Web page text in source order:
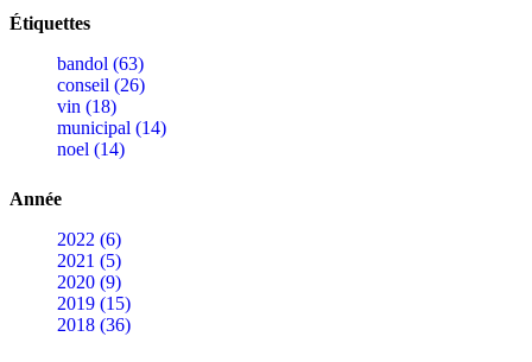
Étiquettes
bandol (63)
conseil (26)
vin (18)
municipal (14)
noel (14)
Année
2022 (6)
2021 (5)
2020 (9)
2019 (15)
2018 (36)